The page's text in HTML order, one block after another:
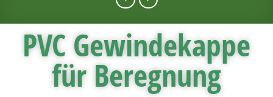
PVC Gewindekappe
für Beregnung